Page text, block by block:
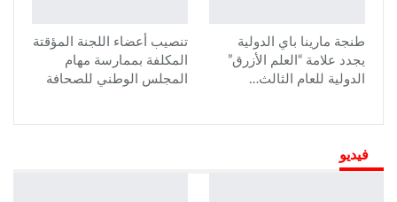
تنصيب أعضاء اللجنة المؤقتة
المكلفة بممارسة مهام
المجلس الوطني للصحافة
طنجة مارينا باي الدولية
يجدد علامة “العلم الأزرق”
الدولية للعام الثالث…
فيديو